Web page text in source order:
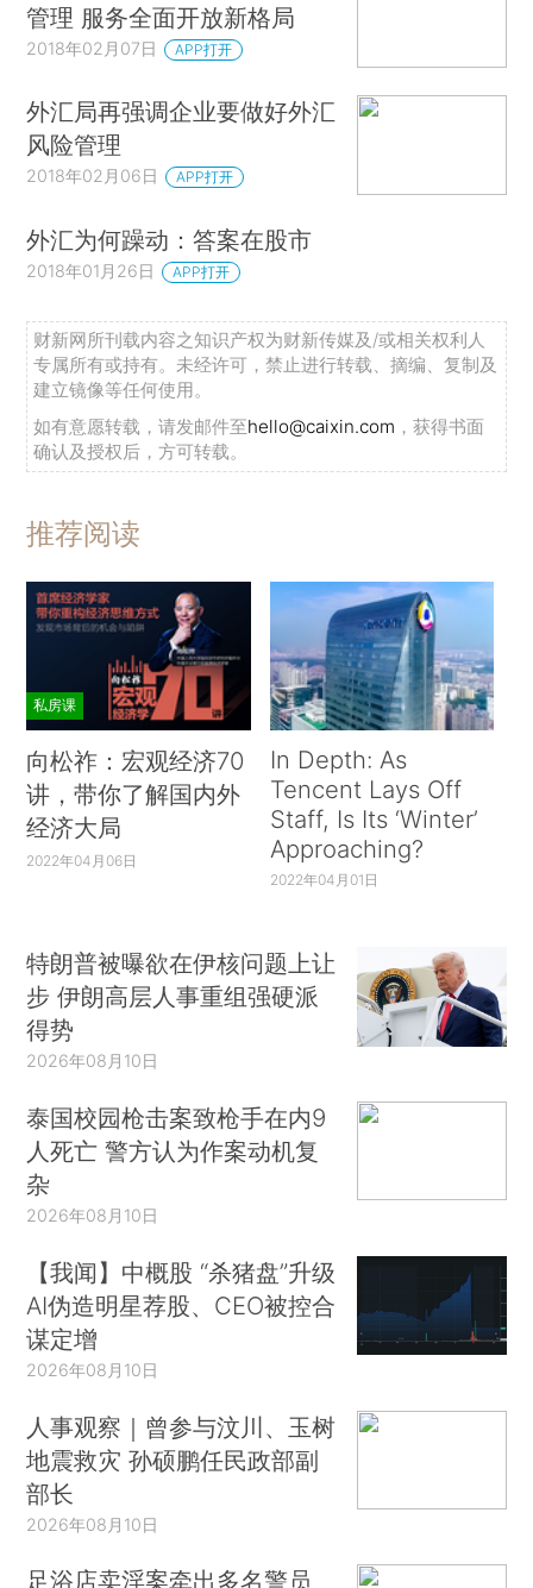
管理 服务全面开放新格局
2018年02月07日 APP打开
外汇局再强调企业要做好外汇
风险管理
2018年02月06日 APP打开
外汇为何躁动：答案在股市
2018年01月26日 APP打开
财新网所刊载内容之知识产权为财新传媒及/或相关权利人
专属所有或持有。未经许可，禁止进行转载、摘编、复制及
建立镜像等任何使用。
如有意愿转载，请发邮件至hello@caixin.com ，获得书面
确认及授权后，方可转载。
推荐阅读
私房课
向松祚：宏观经济70
讲，带你了解国内外
经济大局
2022年04月06日
In Depth: As
Tencent Lays Off
Staff, Is Its ‘Winter’
Approaching?
2022年04月01日
特朗普被曝欲在伊核问题上让
步 伊朗高层人事重组强硬派
得势
2026年08月10日
泰国校园枪击案致枪手在内9
人死亡 警方认为作案动机复
杂
2026年08月10日
【我闻】中概股 “杀猪盘”升级
AI伪造明星荐股、CEO被控合
谋定增
2026年08月10日
人事观察｜曾参与汶川、玉树
地震救灾 孙硕鹏任民政部副
部长
2026年08月10日
足浴店卖淫案牵出多名警员